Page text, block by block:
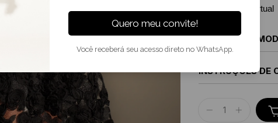
Provador Virtual
MEDIDAS DA
INSTRUÇÕES DE
Quero meu convite!
Você receberá seu acesso direto no WhatsApp.